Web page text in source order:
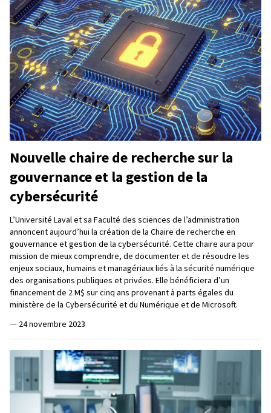
Nouvelle chaire de recherche sur la
gouvernance et la gestion de la
cybersécurité
L’Université Laval et sa Faculté des sciences de l’administration
annoncent aujourd’hui la création de la Chaire de recherche en
gouvernance et gestion de la cybersécurité. Cette chaire aura pour
mission de mieux comprendre, de documenter et de résoudre les
enjeux sociaux, humains et managériaux liés à la sécurité numérique
des organisations publiques et privées. Elle bénéficiera d’un
financement de 2 M$ sur cinq ans provenant à parts égales du
ministère de la Cybersécurité et du Numérique et de Microsoft.
— 24 novembre 2023